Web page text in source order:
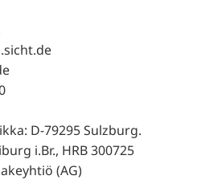
D-79295 Sulzburg.
i.Br., HRB 300725
(AG)